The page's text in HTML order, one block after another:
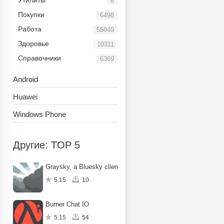
6498
Покупки
55049
Работа
10311
Здоровье
6369
Справочники
Android
Huawei
Windows Phone
Другие: TOP 5
Graysky, a Bluesky client
5.15 10
Burner Chat IO
5.15 54